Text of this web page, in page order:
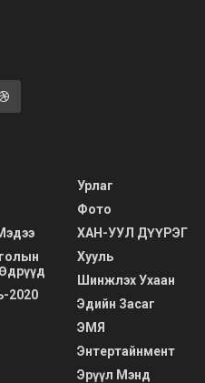
2020
Урлаг
Фото
ХАН-УУЛ ДҮҮРЭГ
Хууль
Шинжлэх Ухаан
Эдийн Засаг
ЭМЯ
Энтертайнмент
Эрүүл Мэнд